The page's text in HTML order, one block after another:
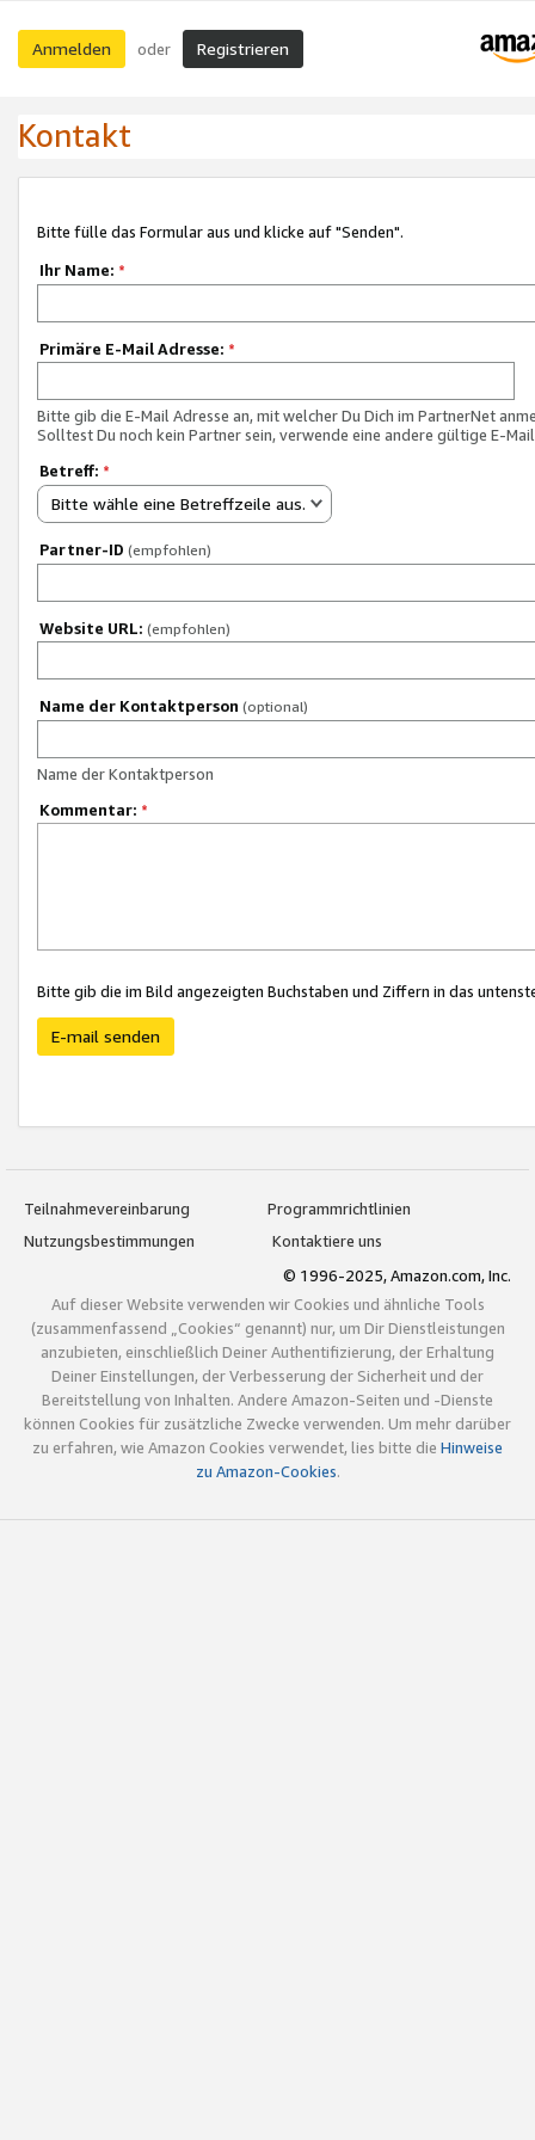
Anmelden oder Registrieren
Kontakt
Bitte fülle das Formular aus und klicke auf "Senden".
Ihr Name: *
Primäre E-Mail Adresse: *
Bitte gib die E-Mail Adresse an, mit welcher Du Dich im PartnerNet
Solltest Du noch kein Partner sein, verwende eine andere gültige E-
Betreff: *
Bitte wähle eine Betreffzeile aus.
Partner-ID (empfohlen)
Website URL: (empfohlen)
Name der Kontaktperson (optional)
Name der Kontaktperson
Kommentar: *
Bitte gib die im Bild angezeigten Buchstaben und Ziffern in das
E-mail senden
Teilnahmevereinbarung
Programmrichtlinien
Nutzungsbestimmungen
Kontaktiere uns
© 1996-2025, Amazon.com, Inc.
Auf dieser Website verwenden wir Cookies und ähnliche Tools
(zusammenfassend „Cookies“ genannt) nur, um Dir Dienstleistungen
anzubieten, einschließlich Deiner Authentifizierung, der Erhaltung
Deiner Einstellungen, der Verbesserung der Sicherheit und der
Bereitstellung von Inhalten. Andere Amazon-Seiten und -Dienste
können Cookies für zusätzliche Zwecke verwenden. Um mehr darüber
zu erfahren, wie Amazon Cookies verwendet, lies bitte die Hinweise
zu Amazon-Cookies.